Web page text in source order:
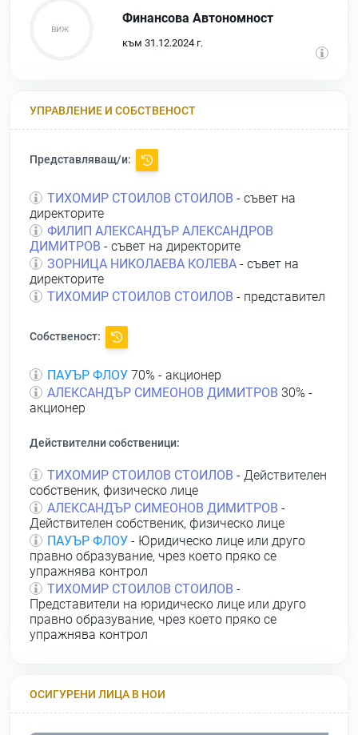
Финансова Автономност
към 31.12.2024 г.
УПРАВЛЕНИЕ И СОБСТВЕНОСТ
Представляващ/и:
ТИХОМИР СТОИЛОВ СТОИЛОВ - съвет на
директорите
ФИЛИП АЛЕКСАНДЪР АЛЕКСАНДРОВ
ДИМИТРОВ - съвет на директорите
ЗОРНИЦА НИКОЛАЕВА КОЛЕВА - съвет на
директорите
ТИХОМИР СТОИЛОВ СТОИЛОВ - представител
Собственост:
ПАУЪР ФЛОУ 70% - акционер
АЛЕКСАНДЪР СИМЕОНОВ ДИМИТРОВ 30% -
акционер
Действителни собственици:
ТИХОМИР СТОИЛОВ СТОИЛОВ - Действителен
собственик, физическо лице
АЛЕКСАНДЪР СИМЕОНОВ ДИМИТРОВ -
Действителен собственик, физическо лице
ПАУЪР ФЛОУ - Юридическо лице или друго
правно образувание, чрез което пряко се
упражнява контрол
ТИХОМИР СТОИЛОВ СТОИЛОВ -
Представители на юридическо лице или друго
правно образувание, чрез което пряко се
упражнява контрол
ОСИГУРЕНИ ЛИЦА В НОИ